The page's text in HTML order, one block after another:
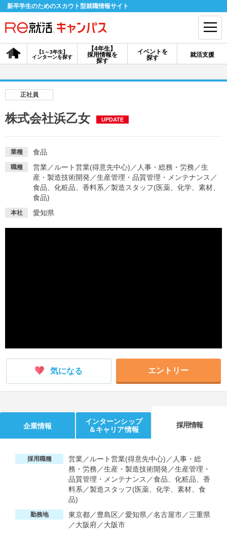
新卒学生のためのスカウト型就職情報サイト
【4年生】
採用情報を
探す
【1～3年生】
インターンを探す
イベントを
探す
就活支援
会員登録 ログイン
採用情報を探す
イベントを探す スカウト お知らせ
就活ノウハウ・サポート
正社員
株式会社浜乙女 UPDATE
業種 食品
職種 営業／ ルート営業(得意先中心) ／ 人事・総務・労務 ／生
産・製造技術開発 ／生産管理・品質管理・メンテナンス ／
食品、化粧品、香料系 ／製造スタッフ(医薬、化学、素材、
食品)
本社 愛知県
気になる エントリー
企業情報
インターンシップ
＆キャリア情報
採用情報
採用職種
営業／ルート営業(得意先中心)／人事・総
務・労務／生産・製造技術開発／生産管理・
品質管理・メンテナンス／食品、化粧品、香
料系／製造スタッフ(医薬、化学、素材、食
品)
勤務地
東京都／豊島区／愛知県／名古屋市／三重県
／大阪府／大阪市